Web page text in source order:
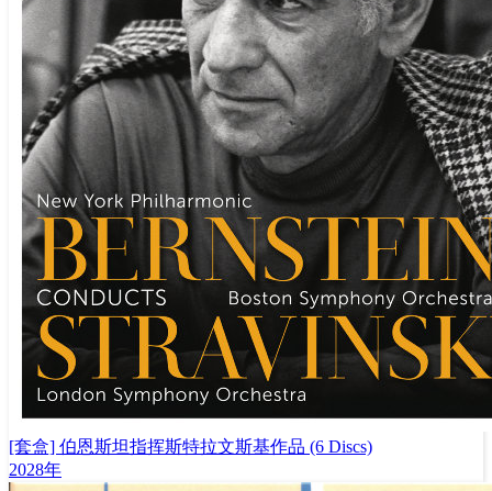
[套盒] 伯恩斯坦指挥斯特拉文斯基作品 (6 Discs)
2028年